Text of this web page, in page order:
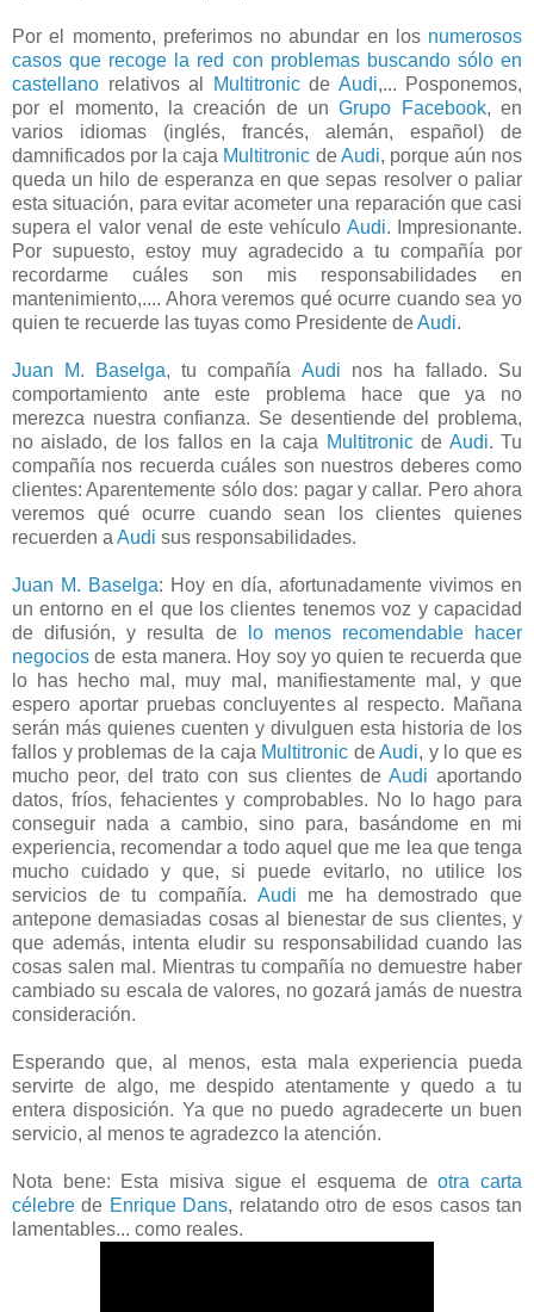
Por el momento, preferimos no abundar en los numerosos
casos que recoge la red con problemas buscando sólo en
castellano relativos al Multitronicde Audi,... Posponemos,
por el momento, la creación de unGrupo Facebook, en
varios idiomas (inglés, francés, alemán, español) de
damnificados por la caja Multitronic deAudi, porque aún nos
queda un hilo de esperanza en que sepas resolver o paliar
esta situación, para evitar acometer una reparación que casi
supera el valor venal de este vehículo Audi. Impresionante.
Por supuesto, estoy muy agradecido a tu compañía por
recordarme cuáles son mis responsabilidades en
mantenimiento,.... Ahora veremos qué ocurre cuando sea yo
quien te recuerde las tuyas como Presidente deAudi.
Juan M. Baselga, tu compañía Audi nos ha fallado. Su
comportamiento ante este problema hace que ya no
merezca nuestra confianza. Se desentiende del problema,
no aislado, de los fallos en la caja Multitronicde Audi. Tu
compañía nos recuerda cuáles son nuestros deberes como
clientes: Aparentemente sólo dos: pagar y callar. Pero ahora
veremos qué ocurre cuando sean los clientes quienes
recuerden a Audi sus responsabilidades.
Juan M. Baselga: Hoy en día, afortunadamente vivimos en
un entorno en el que los clientes tenemos voz y capacidad
de difusión, y resulta de
lo menos recomendable hacer
negociosde esta manera. Hoy soy yo quien te recuerda que
lo has hecho mal, muy mal, manifiestamente mal, y que
espero aportar pruebas concluyentes al respecto. Mañana
serán más quienes cuenten y divulguen esta historia de los
fallos y problemas de la caja Multitronic deAudi, y lo que es
mucho peor, del trato con sus clientes de Audi aportando
datos, fríos, fehacientes y comprobables. No lo hago para
conseguir nada a cambio, sino para, basándome en mi
experiencia, recomendar a todo aquel que me lea que tenga
mucho cuidado y que, si puede evitarlo, no utilice los
servicios de tu compañía. Audi me ha demostrado que
antepone demasiadas cosas al bienestar de sus clientes, y
que además, intenta eludir su responsabilidad cuando las
cosas salen mal. Mientras tu compañía no demuestre haber
cambiado su escala de valores, no gozará jamás de nuestra
consideración.
Esperando que, al menos, esta mala experiencia pueda
servirte de algo, me despido atentamente y quedo a tu
entera disposición. Ya que no puedo agradecerte un buen
servicio, al menos te agradezco la atención.
Nota bene: Esta misiva sigue el esquema deotra carta
célebre de Enrique Dans, relatando otro de esos casos tan
lamentables... como reales.